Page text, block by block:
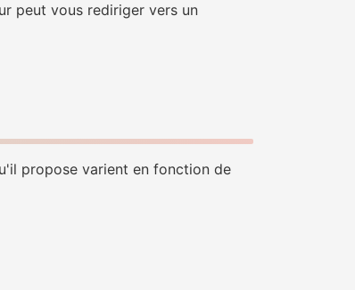
peut vous rediriger vers un
propose varient en fonction de